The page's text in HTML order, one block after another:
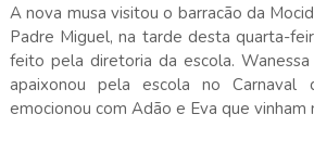
A nova musa visitou o barracão da
Padre Miguel, na tarde desta quarta-
feito pela diretoria da escola.
apaixonou pela escola no
emocionou com Adão e Eva que vinham